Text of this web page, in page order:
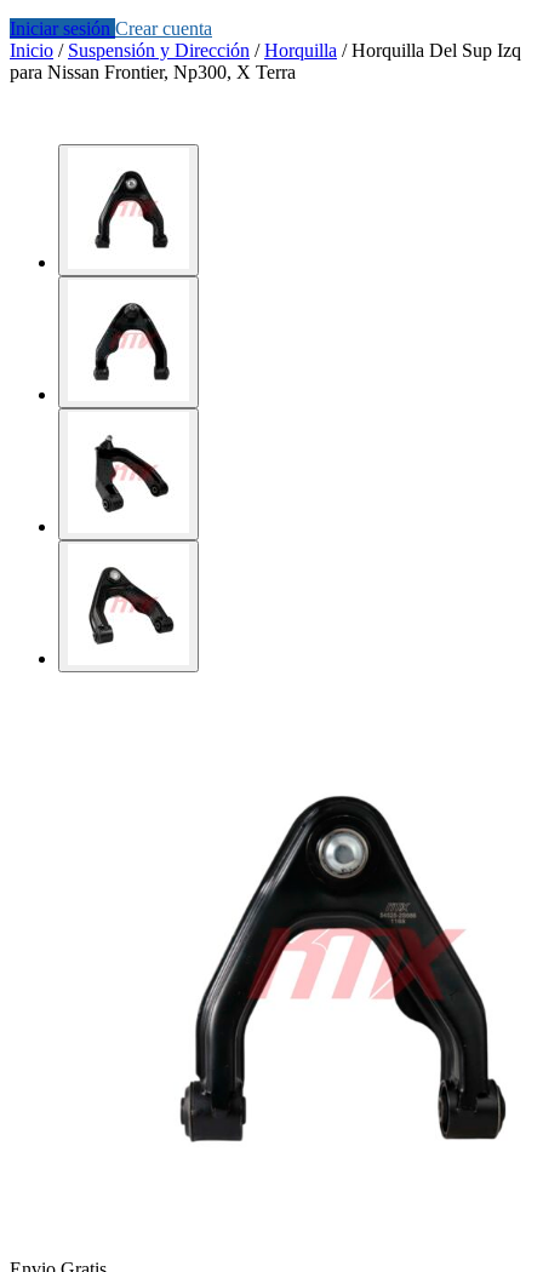
Iniciar sesión Crear cuenta
Inicio / Suspensión y Dirección /Horquilla /Horquilla Del Sup Izq
para Nissan Frontier, Np300, X Terra